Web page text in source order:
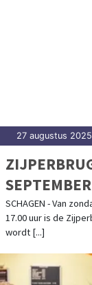
27 augustus
SCHAGEN - Van
17.00 uur is de
wordt [...]